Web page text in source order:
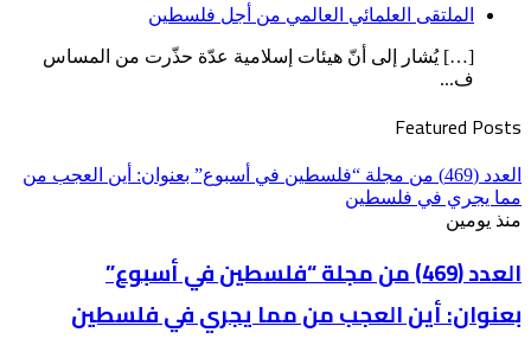
الملتقى العلمائي العالمي من أجل فلسطين
[…] يُشار إلى أنّ هيئات إسلامية عدّة حذّرت من المساس
ف...
Featured Posts
العدد (469) من مجلة “فلسطين في أسبوع” بعنوان: أين العجب من
مما يجري في فلسطين
منذ يومين
العدد (469) من مجلة “فلسطين في أسبوع”
بعنوان: أين العجب من مما يجري في فلسطين